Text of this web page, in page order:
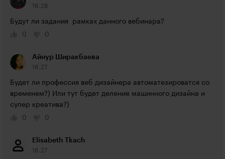
16:28
Будут ли задания  рамках данного вебинара?
0
0
Айнур Ширакбаева
16:27
Будет ли профессия веб дизайнера автоматезироватся со
временем?) Или тут будет деление машинного дизайна и
супер креатива?)
0
0
Elisabeth Tkach
16:27